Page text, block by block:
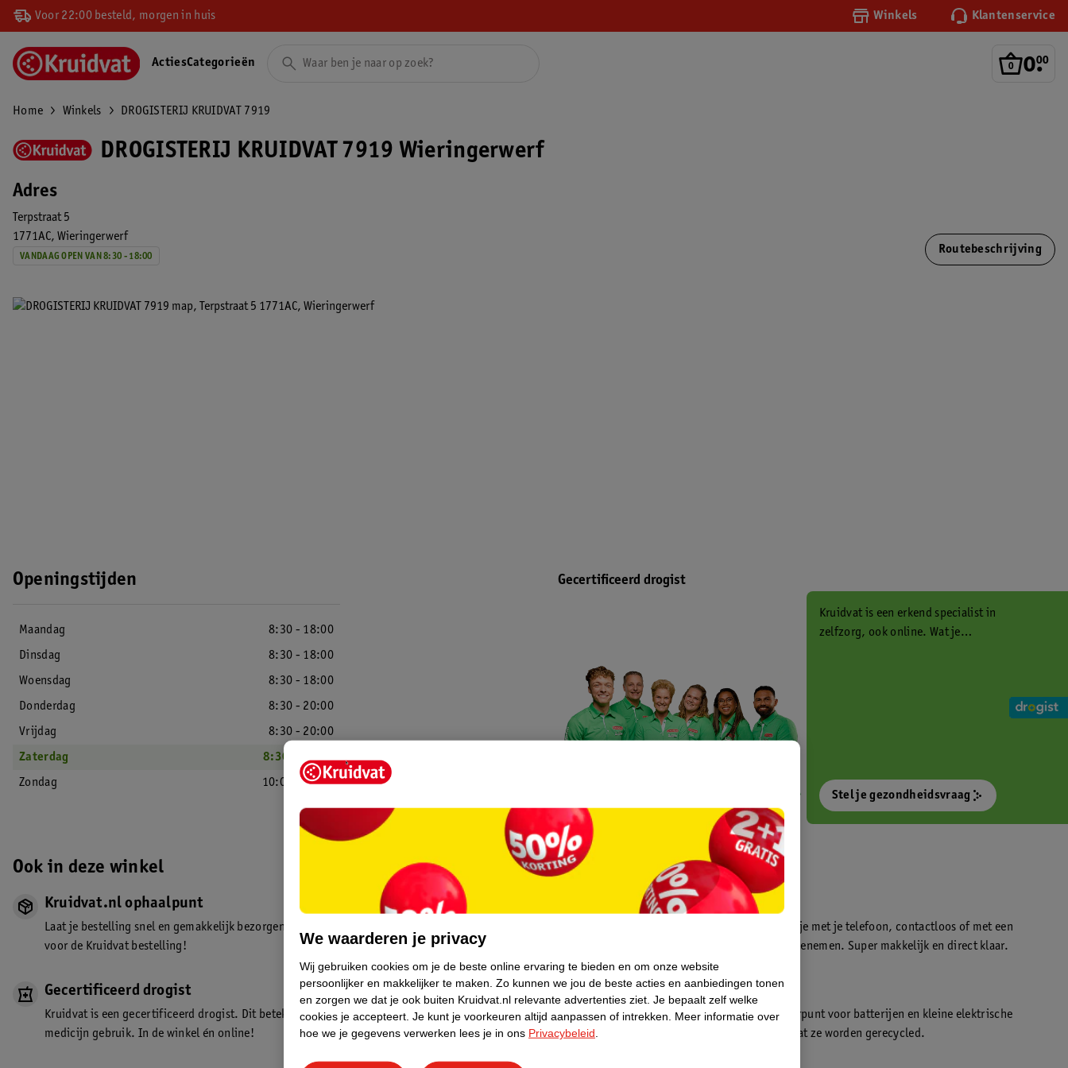
Voor 22:00 besteld, morgen in huis Winkels Klantenservice
0.
00
ActiesCategorieën
Home Winkels DROGISTERIJ KRUIDVAT 7919
DROGISTERIJ KRUIDVAT 7919 Wieringerwerf
Adres
Terpstraat 5
1771AC Wieringerwerf
VANDAAG OPEN VAN 8:30 - 18:00
Routebeschrijving
Openingstijden
Maandag
8:30 - 18:00
Dinsdag
8:30 - 18:00
Woensdag
8:30 - 18:00
Donderdag
8:30 - 20:00
Vrijdag
8:30 - 20:00
Zaterdag
8:30 - 18:00
Zondag
10:00 - 17:00
Gecertificeerd drogist
Kruidvat is een erkend specialist in
zelfzorg, ook online. Wat je
Stel je gezondheidsvraag
Ook in deze winkel
Kruidvat.nl ophaalpunt
Laat je bestelling snel en gemakkelijk bezorgen in de winkel. Zo hoef je niet thuis te blijven
voor de Kruidvat bestelling!
Gecertificeerd drogist
Kruidvat is een gecertificeerd drogist. Dit betekent dat je deskundig advies krijgt over
medicijn gebruik. In de winkel én online!
Kruidvat fotokiosk
In de winkel vind je een fotokiosk waarmee je met je telefoon, contactloos of met een
geheugenkaartje, jouw foto’s direct kan meenemen. Super makkelijk en direct klaar.
WeCycle inleverpunt
In deze Kruidvat vind je een WeCycle inleverpunt voor batterijen en kleine elektrische
apparaten. Deze kan je gratis inleveren zodat ze worden gerecycled.
We waarderen je privacy
Wij gebruiken cookies om je de beste online ervaring te bieden en om onze website
persoonlijker en makkelijker te maken. Zo kunnen we jou de beste acties en aanbiedingen tonen
en zorgen we dat je ook buiten Kruidvat.nl relevante advertenties ziet. Je bepaalt zelf welke
cookies je accepteert. Je kunt je voorkeuren altijd aanpassen of intrekken.
Meer informatie over
hoe we je gegevens verwerken lees je in ons Privacybeleid